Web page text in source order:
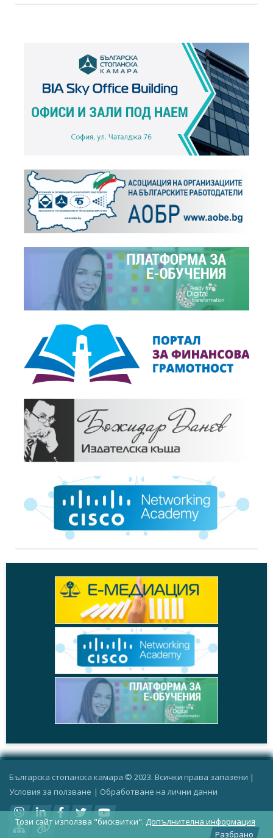
Българска стопанска камара © 2023. Всички права запазени |
Условия за ползване | Oбработване на лични данни
Този сайт използва "бисквитки". Допълнителна информация
Разбрано